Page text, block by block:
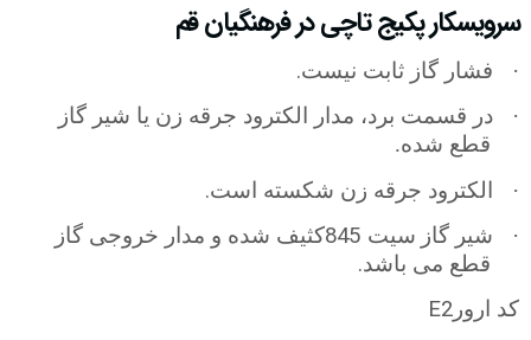
سرویسکار پکیج تاچی در فرهنگیان قم
· فشار گاز ثابت نیست.
·
در قسمت برد، مدار الکترود جرقه زن یا شیر گاز
قطع شده.
·
الکترود جرقه زن شکسته است.
· شیر گاز سیت 845کثیف شده و مدار خروجی گاز
قطع می باشد.
کد ارور E2